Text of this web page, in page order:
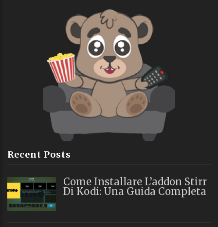
Recent Posts
Come Installare L’addon Stirr
Di Kodi: Una Guida Completa